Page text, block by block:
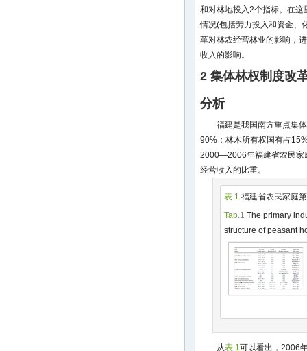
和对林地投入2个指标。在
情况(包括劳力投入和资金、
革对林农经营林业的影响，
收入的影响。
2 集体林权制度改
分析
福建是我国南方重点集
90%；林木所有权国有占
2000—2006年福建省农民家
经营收入的比重。
表 1 福建省农民家庭
Tab.1 The primary
structure of peasant
从表 1可以看出，2006